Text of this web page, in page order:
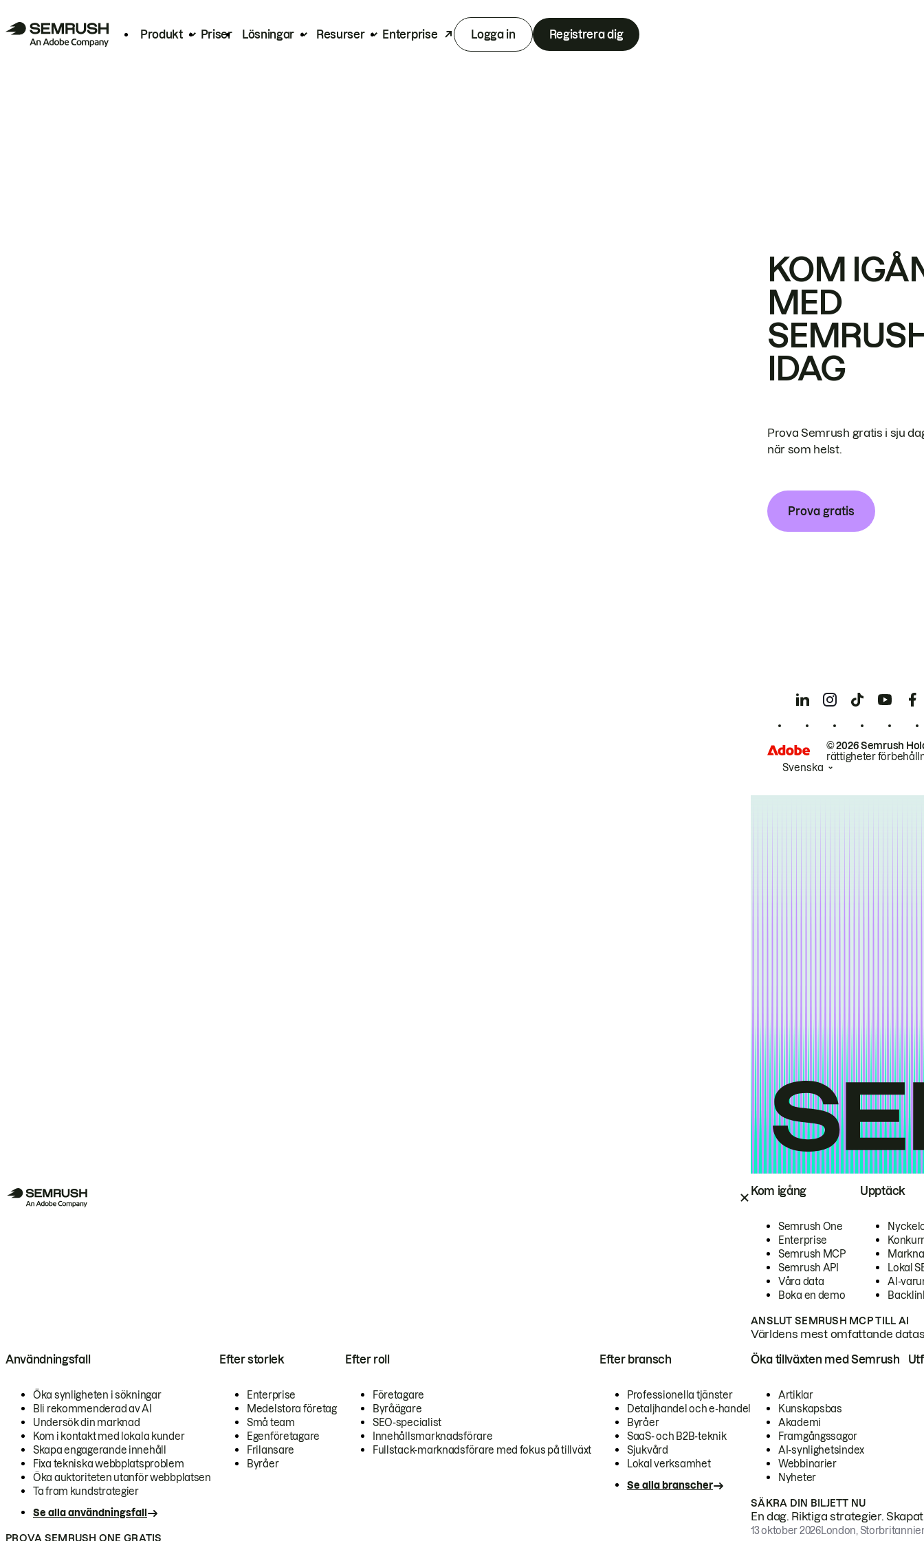
Produkt Priser Lösningar Resurser Enterprise Logga in Registrera dig
Kom igång
Semrush One
Enterprise
Semrush MCP
Semrush API
Våra data
Boka en demo
Upptäck
Lokal
AI-
ANSLUT SEMRUSH MCP TILL AI
Världens mest omfattande
Användningsfall
Öka synligheten i sökningar
Bli rekommenderad av AI
Undersök din marknad
Kom i kontakt med lokala kunder
Skapa engagerande innehåll
Fixa tekniska webbplatsproblem
Öka auktoriteten utanför webbplatsen
Ta fram kundstrategier
Se alla användningsfall
Efter storlek
Enterprise
Medelstora företag
Små team
Egenföretagare
Frilansare
Byråer
Efter roll
Företagare
Byråägare
SEO-specialist
Innehållsmarknadsförare
Fullstack-marknadsförare med fokus på tillväxt
Efter bransch
Professionella tjänster
Detaljhandel och e-handel
Byråer
SaaS- och B2B-teknik
Sjukvård
Lokal verksamhet
Se alla branscher
PROVA SEMRUSH ONE GRATIS
Öka tillväxten med Semrush
Artiklar
Kunskapsbas
Akademi
Framgångssagor
AI-synlighetsindex
Webbinarier
Nyheter
SÄKRA DIN BILJETT NU
En dag. Riktiga strategier.
13 oktober 2026London,
KOM
MED
IDAG
Prova Semrush gratis i sju
när som helst.
Prova gratis
© 2026 Semrush
rättigheter
Svenska